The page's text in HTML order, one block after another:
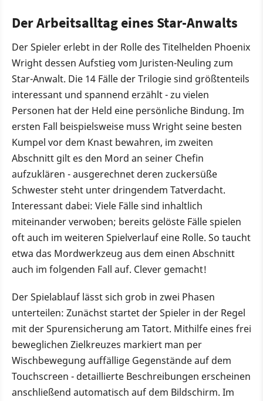
Der Arbeitsalltag eines Star-Anwalts
Der Spieler erlebt in der Rolle des Titelhelden Phoenix
Wright dessen Aufstieg vom Juristen-Neuling zum
Star-Anwalt. Die 14 Fälle der Trilogie sind größtenteils
interessant und spannend erzählt - zu vielen
Personen hat der Held eine persönliche Bindung. Im
ersten Fall beispielsweise muss Wright seine besten
Kumpel vor dem Knast bewahren, im zweiten
Abschnitt gilt es den Mord an seiner Chefin
aufzuklären - ausgerechnet deren zuckersüße
Schwester steht unter dringendem Tatverdacht.
Interessant dabei: Viele Fälle sind inhaltlich
miteinander verwoben; bereits gelöste Fälle spielen
oft auch im weiteren Spielverlauf eine Rolle. So taucht
etwa das Mordwerkzeug aus dem einen Abschnitt
auch im folgenden Fall auf. Clever gemacht!
Der Spielablauf lässt sich grob in zwei Phasen
unterteilen: Zunächst startet der Spieler in der Regel
mit der Spurensicherung am Tatort. Mithilfe eines frei
beweglichen Zielkreuzes markiert man per
Wischbewegung auffällige Gegenstände auf dem
Touchscreen - detaillierte Beschreibungen erscheinen
anschließend automatisch auf dem Bildschirm. Im